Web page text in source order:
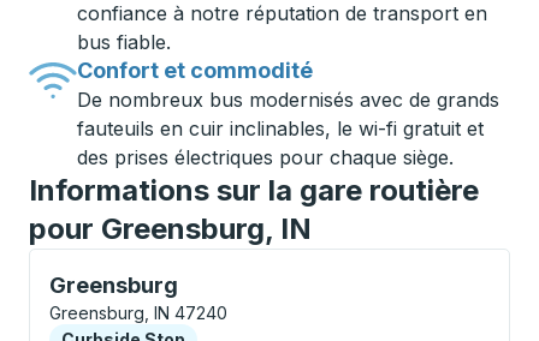
confiance à notre réputation de transport en
bus fiable.
Confort et commodité
De nombreux bus modernisés avec de grands
fauteuils en cuir inclinables, le wi-fi gratuit et
des prises électriques pour chaque siège.
Informations sur la gare routière
pour Greensburg, IN
Greensburg
Curbside Stop, utilisez les touches fléchées ou la
Greensburg, IN 47240
Curbside Stop